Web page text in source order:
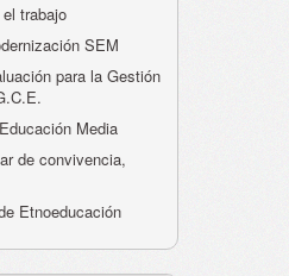
trabajo
SEM
para la Gestión
Media
de convivencia,
Etnoeducación